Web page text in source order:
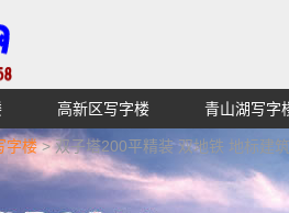
楼出租租赁招租出售,找高端高
高新区写字楼 青山湖写字
字楼> 双子塔200平精装 双地铁 地标建